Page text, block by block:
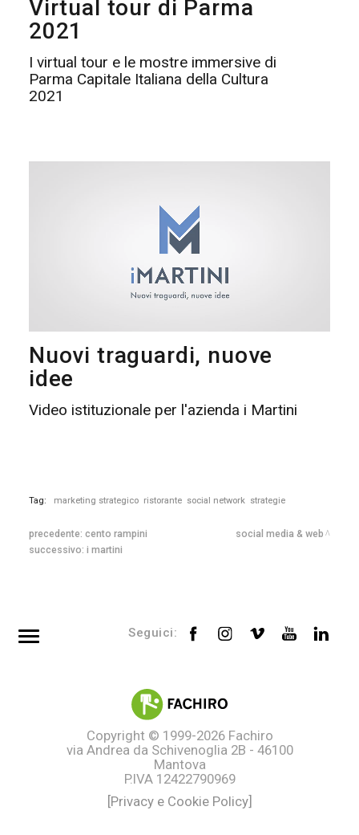
Virtual tour di Parma
2021
I virtual tour e le mostre immersive di
Parma Capitale Italiana della Cultura
2021
Nuovi traguardi, nuove
idee
Video istituzionale per l'azienda i Martini
Tag: marketing strategico ristorante social network strategie
precedente: cento rampini
successivo: i martini
social media & web
Seguici:
Site mapCopyright © 1999-2026Fachiro
via Andrea da Schivenoglia 2B - 46100
Mantova
P.IVA 12422790969
[Privacy e Cookie Policy]